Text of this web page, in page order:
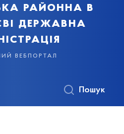
районна в
державна
вебпортал
Пошук